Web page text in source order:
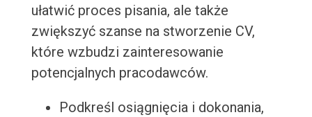
ułatwić proces pisania, ale także
zwiększyć szanse na stworzenie CV,
które wzbudzi zainteresowanie
potencjalnych pracodawców.
Podkreśl osiągnięcia i dokonania,